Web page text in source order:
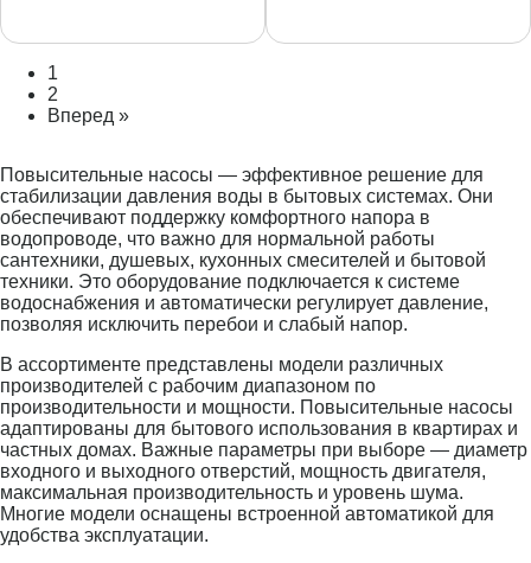
1
2
Вперед »
Повысительные насосы — эффективное решение для
стабилизации давления воды в бытовых системах. Они
обеспечивают поддержку комфортного напора в
водопроводе, что важно для нормальной работы
сантехники, душевых, кухонных смесителей и бытовой
техники. Это оборудование подключается к системе
водоснабжения и автоматически регулирует давление,
позволяя исключить перебои и слабый напор.
В ассортименте представлены модели различных
производителей с рабочим диапазоном по
производительности и мощности. Повысительные насосы
адаптированы для бытового использования в квартирах и
частных домах. Важные параметры при выборе — диаметр
входного и выходного отверстий, мощность двигателя,
максимальная производительность и уровень шума.
Многие модели оснащены встроенной автоматикой для
удобства эксплуатации.